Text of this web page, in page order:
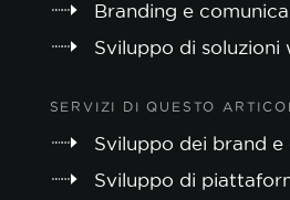
Branding e
Sviluppo di soluzioni
SERVIZI DI QUESTO
Sviluppo dei brand e
Sviluppo di